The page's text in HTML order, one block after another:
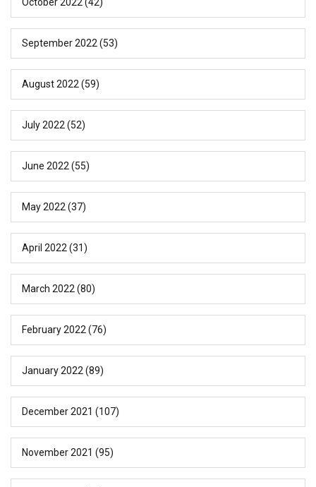
October 2022(42)
September 2022(53)
August 2022(59)
July 2022(52)
June 2022(55)
May 2022(37)
April 2022(31)
March 2022(80)
February 2022(76)
January 2022(89)
December 2021 (107)
November 2021 (95)